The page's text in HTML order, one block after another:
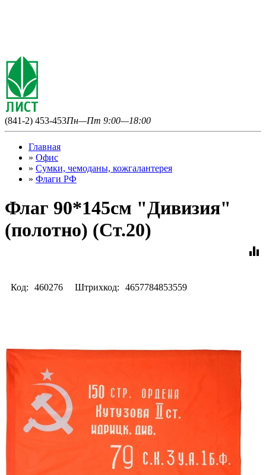
(841-2) 453-453Пн—Пт 9:00—18:00
Главная
» Офис
» Сумки, чемоданы, кожгалантерея
» Флаги РФ
Флаг 90*145см "Дивизия"
(полотно) (Ст.20)
equalizer
Код: 460276 Штрихкод: 4657784853559